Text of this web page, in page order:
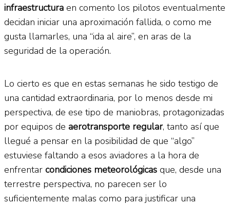
infraestructura en comento los pilotos eventualmente
decidan iniciar una aproximación fallida, o como me
gusta llamarles, una “ida al aire”, en aras de la
seguridad de la operación.
Lo cierto es que en estas semanas he sido testigo de
una cantidad extraordinaria, por lo menos desde mi
perspectiva, de ese tipo de maniobras, protagonizadas
por equipos de aerotransporte regular, tanto así que
llegué a pensar en la posibilidad de que “algo”
estuviese faltando a esos aviadores a la hora de
enfrentar condiciones meteorológicas que, desde una
terrestre perspectiva, no parecen ser lo
suficientemente malas como para justificar una